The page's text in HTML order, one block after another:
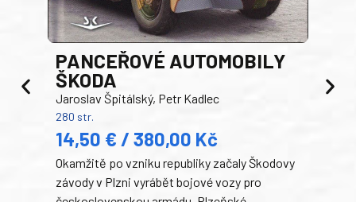
PANCEŘOVÉ AUTOMOBILY
ŠKODA
Jaroslav Špitálský, Petr Kadlec
280 str.
14,50 € / 380,00 Kč
Okamžitě po vzniku republiky začaly Škodovy
závody v Plzni vyrábět bojové vozy pro